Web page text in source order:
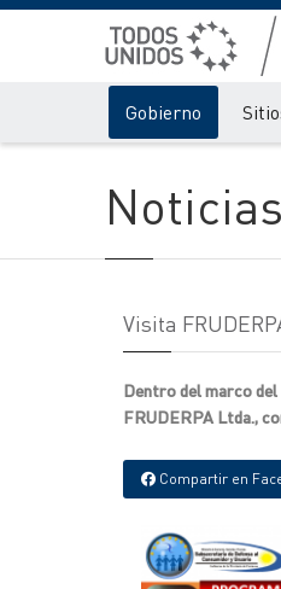
Gobierno
Noticias
Visita
Dentro del marco del
FRUDERPA Ltda.,
Compartir en